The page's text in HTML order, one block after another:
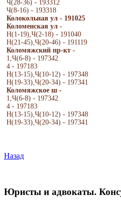
Ч(28-36) - 193312
Ч(8-16) - 193318
Колокольная ул - 191025
Коломенская ул -
Н(1-19),Ч(2-18) - 191040
Н(21-45),Ч(20-46) - 191119
Коломяжский пр-кт -
1,Ч(6-8) - 197342
4 - 197183
Н(13-15),Ч(10-12) - 197348
Н(19-33),Ч(20-34) - 197341
Коломяжское ш -
1,Ч(6-8) - 197342
4 - 197183
Н(13-15),Ч(10-12) - 197348
Н(19-33),Ч(20-34) - 197341
Назад
Юристы и адвокаты.